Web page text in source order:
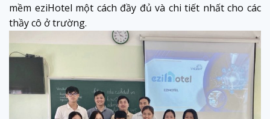
mềm eziHotel một cách đầy đủ và chi tiết nhất cho các
thầy cô ở trường.